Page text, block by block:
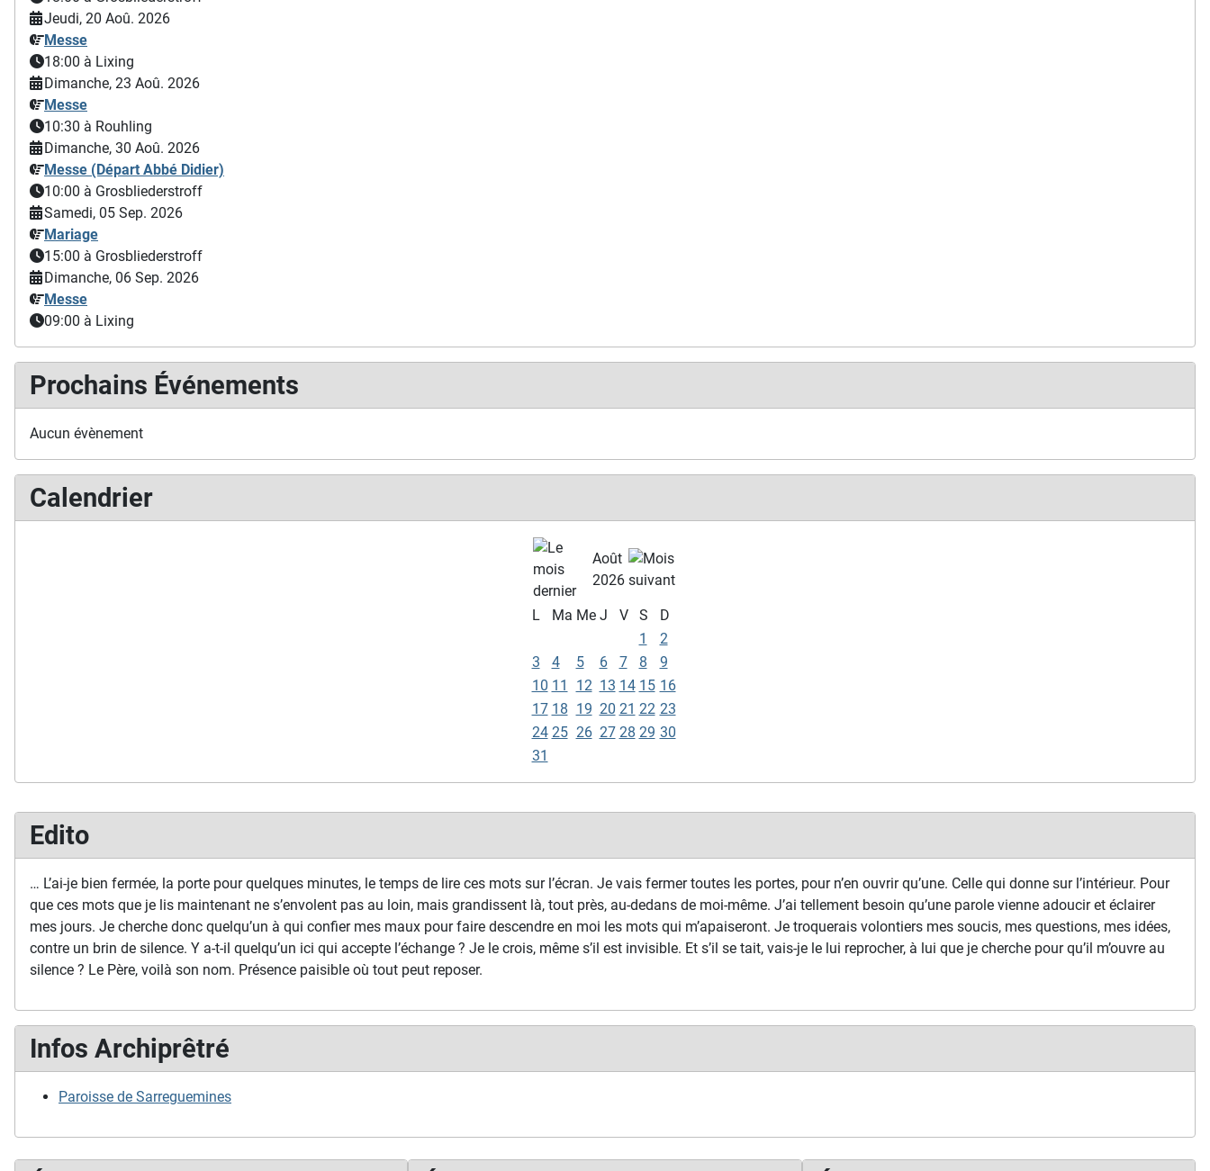
Edito
… L’ai-je bien fermée, la porte pour quelques minutes, le temps de lire ces mots sur l’écran. Je vais fermer toutes les portes, pour n’en ouvrir qu’une. Celle qui donne sur l’intérieur. Pour
que ces mots que je lis maintenant ne s’envolent pas au loin, mais grandissent là, tout près, au-dedans de moi-même. J’ai tellement besoin qu’une parole vienne adoucir et éclairer
mes jours. Je cherche donc quelqu’un à qui confier mes maux pour faire descendre en moi les mots qui m’apaiseront. Je troquerais volontiers mes soucis, mes questions, mes idées,
contre un brin de silence. Y a-t-il quelqu’un ici qui accepte l’échange ? Je le crois, même s’il est invisible. Et s’il se tait, vais-je le lui reprocher, à lui que je cherche pour qu’il m’ouvre au
silence ? Le Père, voilà son nom. Présence paisible où tout peut reposer.
Infos Archiprêtré
Paroisse de Sarreguemines
Jeudi, 20 Aoû. 2026
Messe
18:00 à Lixing
Dimanche, 23 Aoû. 2026
Messe
10:30 à Rouhling
Dimanche, 30 Aoû. 2026
Messe (Départ Abbé Didier)
10:00 à Grosbliederstroff
Samedi, 05 Sep. 2026
Mariage
15:00 à Grosbliederstroff
Dimanche, 06 Sep. 2026
Messe
09:00 à Lixing
Prochains Événements
Aucun évènement
Calendrier
Août
2026
L Ma Me J V S
D
1
2
3
4 5 6 7 8
9
10 11 12 13 14 15 16
17 18 19 20 21 22 23
24 25 26 27 28 29 30
31